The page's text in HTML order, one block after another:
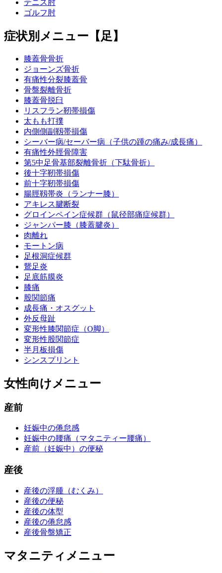
テニス肘
ゴルフ肘
症状別メニュー【足】
膝蓋骨骨折
ジョーンズ骨折
有痛性分裂膝蓋骨
骨盤裂離骨折
膝蓋骨脱臼
リスフラン靭帯損傷
太もも打撲
内側側副靱帯損傷
シーバー病/セーバー病（子供の踵の痛み/成長痛）
有痛性外脛骨障害
第5中足骨基部裂離骨折（下駄骨折）
後十字靭帯損傷
前十字靭帯損傷
腸脛靱帯炎（ランナー膝）
アキレス腱断裂
グロインペイン症候群（鼠径部痛症候群）
ジャンパー膝（膝蓋腱炎）
肉離れ
モートン病
足根洞症候群
鵞足炎
足底筋膜炎
膝痛
股関節痛
成長痛・オスグット
外反母趾
変形性膝関節症（O脚）
変形性股関節症
半月板損傷
シンスプリント
女性向けメニュー
産前
妊娠中の倦怠感
妊娠中の腰痛（マタニティー腰痛）
産前（妊娠中）の便秘
産後
産後の浮腫（むくみ）
産後の便秘
産後の体型
産後の倦怠感
産後骨盤矯正
マタニティメニュー